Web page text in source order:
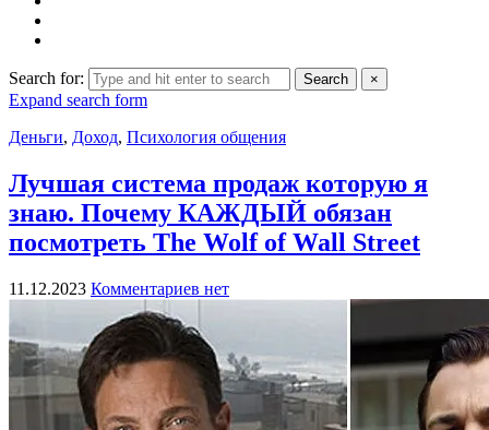
Search for: Search ×
Expand search form
Деньги, Доход, Психология общения
Лучшая система продаж которую я
знаю. Почему КАЖДЫЙ обязан
посмотреть The Wolf of Wall Street
11.12.2023 Комментариев нет